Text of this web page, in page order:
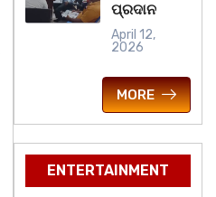
ପ୍ରଦାନ
April 12,
2026
MORE
ENTERTAINMENT